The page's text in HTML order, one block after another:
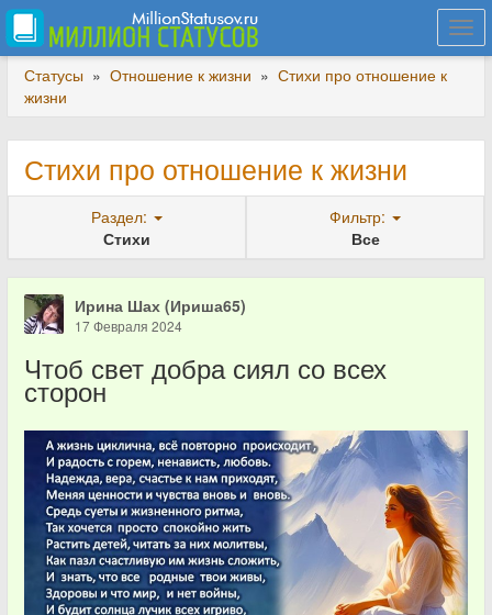
Статусы » Отношение к жизни » Стихи про отношение к
жизни
Стихи про отношение к жизни
Раздел:
Стихи
Фильтр:
Все
Ирина Шах (Ириша65)
17 Февраля 2024
Чтоб свет добра сиял со всех
сторон